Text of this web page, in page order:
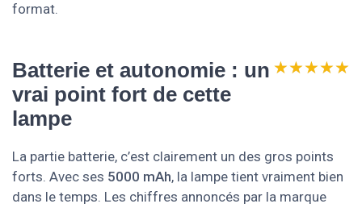
format.
Batterie et autonomie : un
vrai point fort de cette
lampe
★★★★★
★★★★★
La partie batterie, c’est clairement un des gros points
forts. Avec ses 5000 mAh, la lampe tient vraiment bien
dans le temps. Les chiffres annoncés par la marque